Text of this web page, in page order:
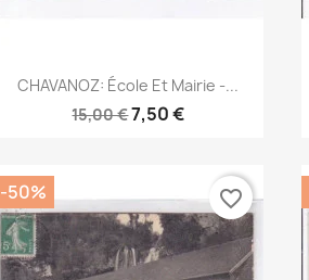
Aperçu rapide
CHAVANOZ: École Et Mairie -...
15,00 €7,50 €
-50% favorite_border